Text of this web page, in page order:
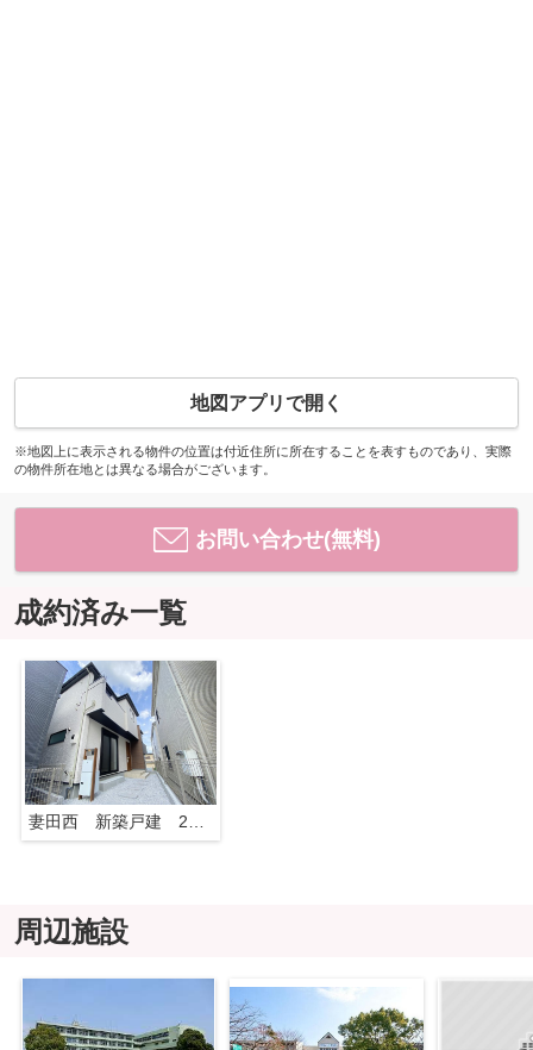
地図アプリで開く
※地図上に表示される物件の位置は付近住所に所在することを表すものであり、実際
の物件所在地とは異なる場合がございます。
お問い合わせ(無料)
成約済み一覧
妻田西 新築戸建 2号棟
周辺施設